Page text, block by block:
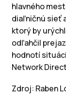
hlavného
diaľničnú sieť
ktorý by
odľahčil
hodnotí
Network
Zdroj: Raben